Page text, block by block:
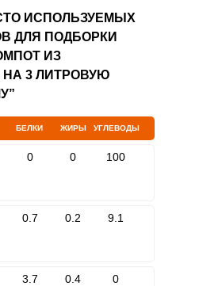
ИСПОЛЬЗУЕМЫХ
ДЛЯ ПОДБОРКИ
ИЗ
3 ЛИТРОВУЮ
БЕЛКИ ЖИРЫ УГЛЕВОДЫ
0 0 100
0.7 0.2 9.1
3.7 0.4 0